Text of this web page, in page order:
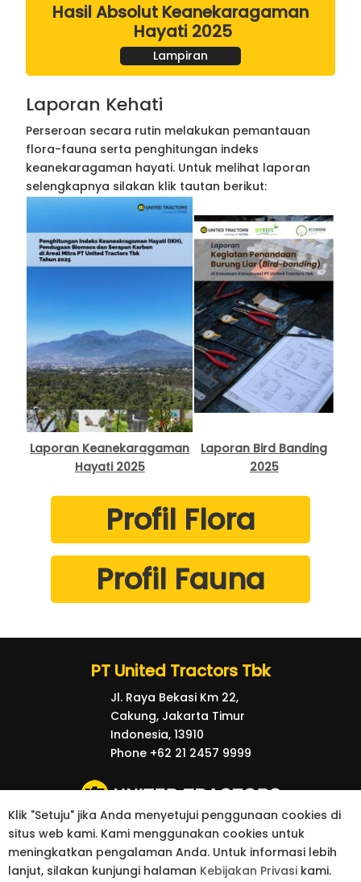
Hasil Absolut Keanekaragaman
Hayati 2025
Lampiran
Laporan Kehati
Perseroan secara rutin melakukan pemantauan
flora-fauna serta penghitungan indeks
keanekaragaman hayati. Untuk melihat laporan
selengkapnya silakan klik tautan berikut:
Laporan Keanekaragaman
Hayati 2025
Laporan Bird Banding
2025
Profil Flora
Profil Fauna
Klik "Setuju" jika Anda menyetujui penggunaan cookies di
situs web kami. Kami menggunakan cookies untuk
meningkatkan pengalaman Anda. Untuk informasi lebih
lanjut, silakan kunjungi halaman Kebijakan Privasi kami.
PT United Tractors Tbk
Jl. Raya Bekasi Km 22,
Cakung, Jakarta Timur
Indonesia, 13910
Phone +62 21 2457 9999
© 2026 United Tractors all right reserved.
kebijakan Privasi
Kontak